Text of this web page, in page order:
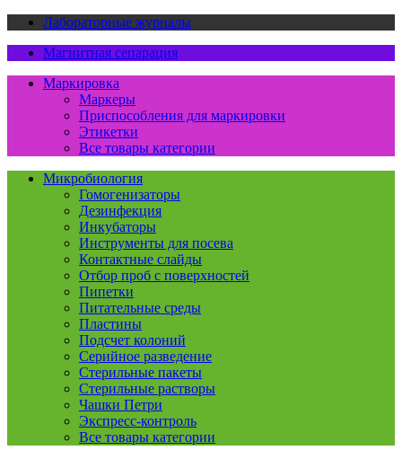
Лабораторные журналы
Магнитная сепарация
Маркировка
Маркеры
Приспособления для маркировки
Этикетки
Все товары категории
Микробиология
Гомогенизаторы
Дезинфекция
Инкубаторы
Инструменты для посева
Контактные слайды
Отбор проб с поверхностей
Пипетки
Питательные среды
Пластины
Подсчет колоний
Серийное разведение
Стерильные пакеты
Стерильные растворы
Чашки Петри
Экспресс-контроль
Все товары категории